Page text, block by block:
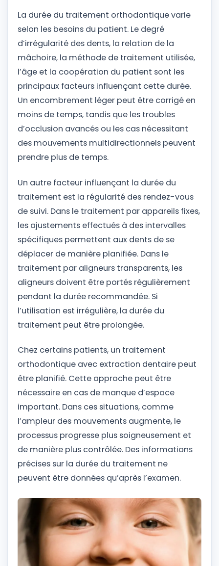
La durée du traitement orthodontique varie
selon les besoins du patient. Le degré
d’irrégularité des dents, la relation de la
mâchoire, la méthode de traitement utilisée,
l’âge et la coopération du patient sont les
principaux facteurs influençant cette durée.
Un encombrement léger peut être corrigé en
moins de temps, tandis que les troubles
d’occlusion avancés ou les cas nécessitant
des mouvements multidirectionnels peuvent
prendre plus de temps.
Un autre facteur influençant la durée du
traitement est la régularité des rendez-vous
de suivi. Dans le traitement par appareils fixes,
les ajustements effectués à des intervalles
spécifiques permettent aux dents de se
déplacer de manière planifiée. Dans le
traitement par aligneurs transparents, les
aligneurs doivent être portés régulièrement
pendant la durée recommandée. Si
l’utilisation est irrégulière, la durée du
traitement peut être prolongée.
Chez certains patients, un traitement
orthodontique avec extraction dentaire peut
être planifié. Cette approche peut être
nécessaire en cas de manque d’espace
important. Dans ces situations, comme
l’ampleur des mouvements augmente, le
processus progresse plus soigneusement et
de manière plus contrôlée. Des informations
précises sur la durée du traitement ne
peuvent être données qu’après l’examen.